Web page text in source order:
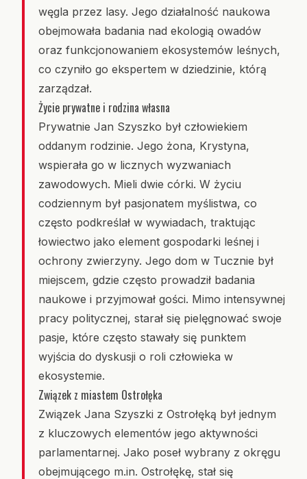
węgla przez lasy. Jego działalność naukowa
obejmowała badania nad ekologią owadów
oraz funkcjonowaniem ekosystemów leśnych,
co czyniło go ekspertem w dziedzinie, którą
zarządzał.
Życie prywatne i rodzina własna
Prywatnie Jan Szyszko był człowiekiem
oddanym rodzinie. Jego żona, Krystyna,
wspierała go w licznych wyzwaniach
zawodowych. Mieli dwie córki. W życiu
codziennym był pasjonatem myślistwa, co
często podkreślał w wywiadach, traktując
łowiectwo jako element gospodarki leśnej i
ochrony zwierzyny. Jego dom w Tucznie był
miejscem, gdzie często prowadził badania
naukowe i przyjmował gości. Mimo intensywnej
pracy politycznej, starał się pielęgnować swoje
pasje, które często stawały się punktem
wyjścia do dyskusji o roli człowieka w
ekosystemie.
Związek z miastem Ostrołęka
Związek Jana Szyszki z Ostrołęką był jednym
z kluczowych elementów jego aktywności
parlamentarnej. Jako poseł wybrany z okręgu
obejmującego m.in. Ostrołękę, stał się